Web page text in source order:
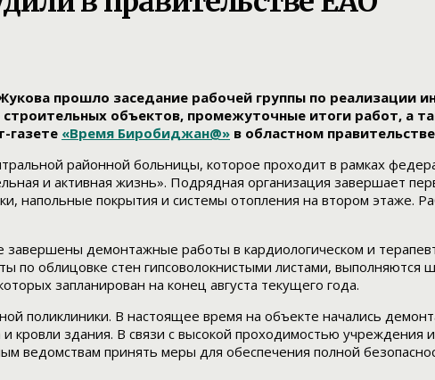
прошло заседание рабочей группы по реализации
объектов, промежуточные итоги работ, а
газете «Время Биробиджан@» в областном
районной больницы, которое проходит в рамках
и активная жизнь». Подрядная организация завершает
напольные покрытия и системы отопления на втором этаже.
демонтажные работы в кардиологическом и
по облицовке стен гипсоволокнистыми листами, выполняются
запланирован на конец августа текущего года.
поликлиники. В настоящее время на объекте начались
здания. В связи с высокой проходимостью учреждения
ведомствам принять меры для обеспечения полной